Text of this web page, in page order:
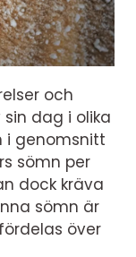
och
dag i olika
i genomsnitt
sömn per
dock kräva
sömn är
över